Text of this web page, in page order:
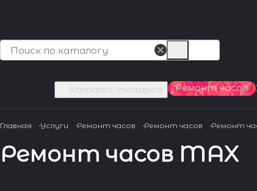
Каталог товаров Ремонт часов
Главная Услуги Ремонт часов Ремонт часов Ремонт
Ремонт часов MAX